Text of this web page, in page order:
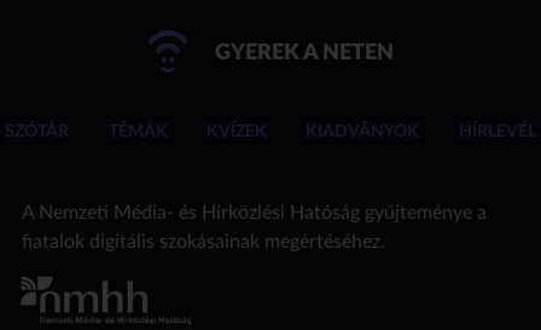
GYEREK A NETEN
SZÓTÁR TÉMÁK KVÍZEK KIADVÁNYOK HÍRLEVÉL
A Nemzeti Média- és Hírközlési Hatóság gyűjteménye a
fiatalok digitális szokásainak megértéséhez.